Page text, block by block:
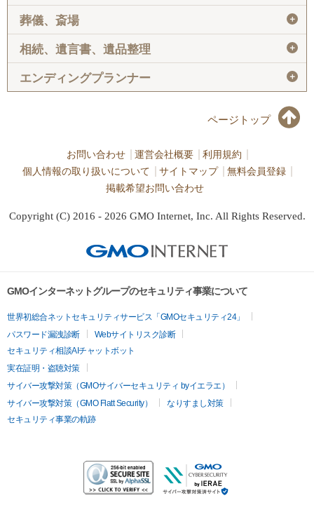
葬儀、斎場 ＋
相続、遺言書、遺品整理 ＋
エンディングプランナー ＋
ページトップ
お問い合わせ 運営会社概要
利用規約
個人情報の取り扱いについて
サイトマップ
無料会員登録
掲載希望お問い合わせ
Copyright (C) 2016 - 2026 GMO Internet, Inc. All Rights Reserved.
GMOインターネットグループのセキュリティ事業について
世界初総合ネットセキュリティサービス「GMOセキュリティ24」
パスワード漏洩診断
Webサイトリスク診断
セキュリティ相談AIチャットボット
実在証明・盗聴対策
サイバー攻撃対策（GMOサイバーセキュリティ byイエラエ）
サイバー攻撃対策（GMO Flatt Security）
なりすまし対策
セキュリティ事業の軌跡